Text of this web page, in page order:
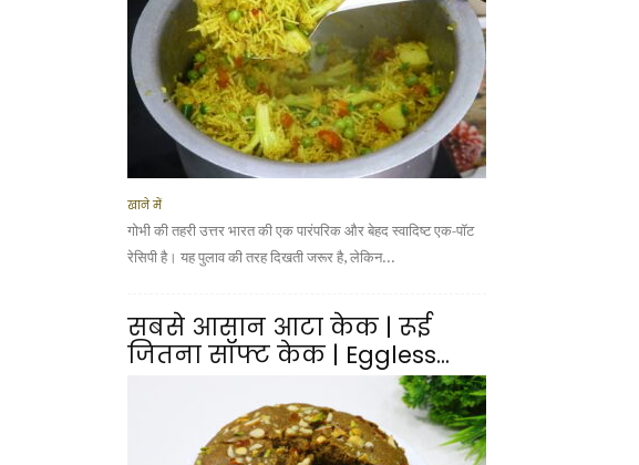
खाने में
गोभी की तहरी उत्तर भारत की एक पारंपरिक और बेहद स्वादिष्ट एक-पॉट
रेसिपी है। यह पुलाव की तरह दिखती जरूर है, लेकिन...
सबसे आसान आटा केक | रूई
जितना सॉफ्ट केक | Eggless...